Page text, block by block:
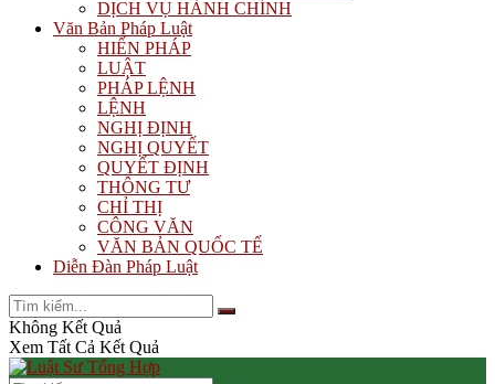
DỊCH VỤ HÀNH CHÍNH
Văn Bản Pháp Luật
HIẾN PHÁP
LUẬT
PHÁP LỆNH
LỆNH
NGHỊ ĐỊNH
NGHỊ QUYẾT
QUYẾT ĐỊNH
THÔNG TƯ
CHỈ THỊ
CÔNG VĂN
VĂN BẢN QUỐC TẾ
Diễn Đàn Pháp Luật
Không Kết Quả
Xem Tất Cả Kết Quả